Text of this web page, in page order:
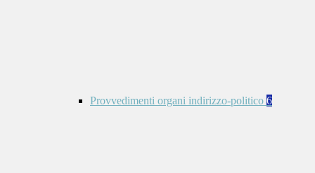
Provvedimenti organi indirizzo-politico 6